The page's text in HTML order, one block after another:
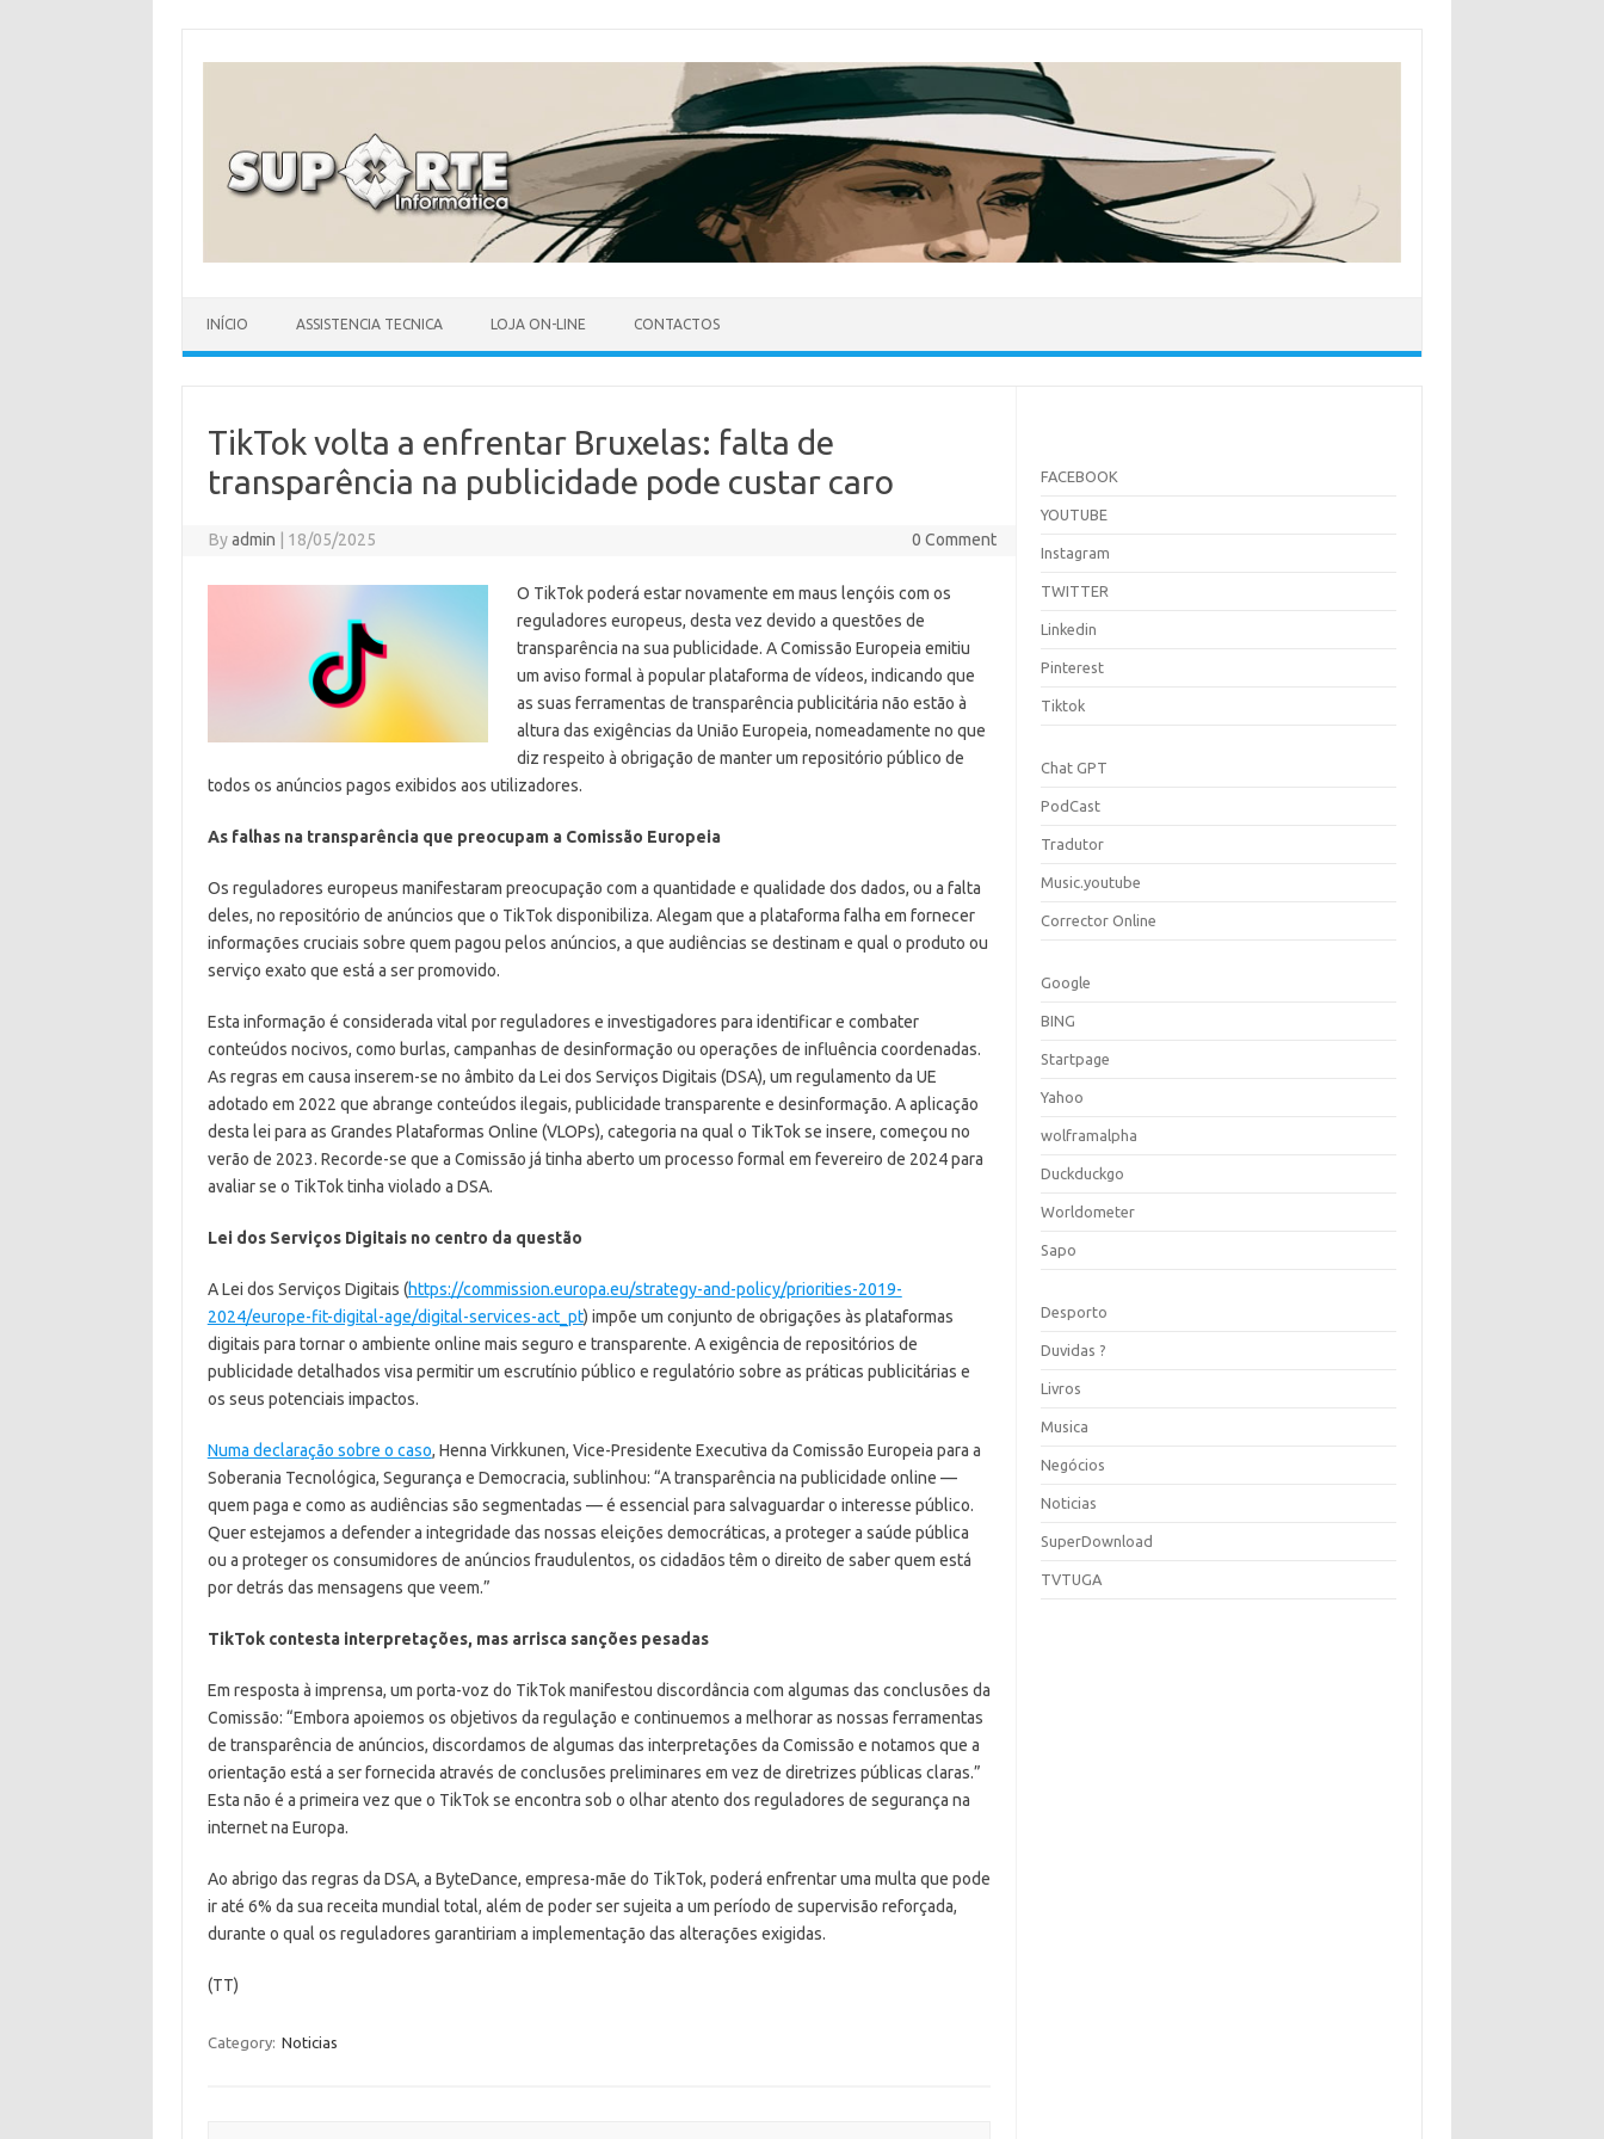
INÍCIO ASSISTENCIA TECNICA LOJA ON-LINE CONTACTOS
TikTok volta a enfrentar Bruxelas: falta de
transparência na publicidade pode custar caro
Byadmin 18/05/2025 0 Comment
O TikTok poderá estar novamente em maus lençóis com os
reguladores europeus, desta vez devido a questões de
transparência na sua publicidade. A Comissão Europeia emitiu
um aviso formal à popular plataforma de vídeos, indicando que
as suas ferramentas de transparência publicitária não estão à
altura das exigências da União Europeia, nomeadamente no que
diz respeito à obrigação de manter um repositório público de
todos os anúncios pagos exibidos aos utilizadores.
As falhas na transparência que preocupam a Comissão Europeia
Os reguladores europeus manifestaram preocupação com a quantidade e qualidade dos dados, ou a falta
deles, no repositório de anúncios que o TikTok disponibiliza. Alegam que a plataforma falha em fornecer
informações cruciais sobre quem pagou pelos anúncios, a que audiências se destinam e qual o produto ou
serviço exato que está a ser promovido.
Esta informação é considerada vital por reguladores e investigadores para identificar e combater
conteúdos nocivos, como burlas, campanhas de desinformação ou operações de influência coordenadas.
As regras em causa inserem-se no âmbito da Lei dos Serviços Digitais (DSA), um regulamento da UE
adotado em 2022 que abrange conteúdos ilegais, publicidade transparente e desinformação. A aplicação
desta lei para as Grandes Plataformas Online (VLOPs), categoria na qual o TikTok se insere, começou no
verão de 2023. Recorde-se que a Comissão já tinha aberto um processo formal em fevereiro de 2024 para
avaliar se o TikTok tinha violado a DSA.
Lei dos Serviços Digitais no centro da questão
A Lei dos Serviços Digitais (https://commission.europa.eu/strategy-and-policy/priorities-2019-
2024/europe-fit-digital-age/digital-services-act_pt) impõe um conjunto de obrigações às plataformas
digitais para tornar o ambiente online mais seguro e transparente. A exigência de repositórios de
publicidade detalhados visa permitir um escrutínio público e regulatório sobre as práticas publicitárias e
os seus potenciais impactos.
Numa declaração sobre o caso, Henna Virkkunen, Vice-Presidente Executiva da Comissão Europeia para a
Soberania Tecnológica, Segurança e Democracia, sublinhou: “A transparência na publicidade online —
quem paga e como as audiências são segmentadas — é essencial para salvaguardar o interesse público.
Quer estejamos a defender a integridade das nossas eleições democráticas, a proteger a saúde pública
ou a proteger os consumidores de anúncios fraudulentos, os cidadãos têm o direito de saber quem está
por detrás das mensagens que veem.”
TikTok contesta interpretações, mas arrisca sanções pesadas
Em resposta à imprensa, um porta-voz do TikTok manifestou discordância com algumas das conclusões da
Comissão: “Embora apoiemos os objetivos da regulação e continuemos a melhorar as nossas ferramentas
de transparência de anúncios, discordamos de algumas das interpretações da Comissão e notamos que a
orientação está a ser fornecida através de conclusões preliminares em vez de diretrizes públicas claras.”
Esta não é a primeira vez que o TikTok se encontra sob o olhar atento dos reguladores de segurança na
internet na Europa.
Ao abrigo das regras da DSA, a ByteDance, empresa-mãe do TikTok, poderá enfrentar uma multa que pode
ir até 6% da sua receita mundial total, além de poder ser sujeita a um período de supervisão reforçada,
durante o qual os reguladores garantiriam a implementação das alterações exigidas.
(TT)
Category: Noticias
FACEBOOK
YOUTUBE
Instagram
TWITTER
Linkedin
Pinterest
Tiktok
Chat GPT
PodCast
Tradutor
Music.youtube
Corrector Online
Google
BING
Startpage
Yahoo
wolframalpha
Duckduckgo
Worldometer
Sapo
Desporto
Duvidas ?
Livros
Musica
Negócios
Noticias
SuperDownload
TVTUGA